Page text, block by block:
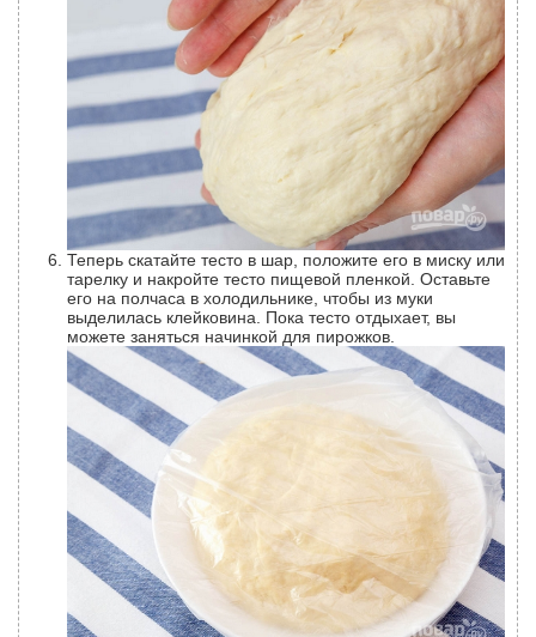
Теперь скатайте тесто в шар, положите его в миску или
тарелку и накройте тесто пищевой пленкой. Оставьте
его на полчаса в холодильнике, чтобы из муки
выделилась клейковина. Пока тесто отдыхает, вы
можете заняться начинкой для пирожков.